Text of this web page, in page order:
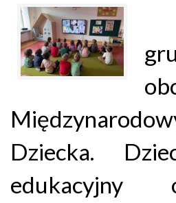
Dziecka.
edukacyjny